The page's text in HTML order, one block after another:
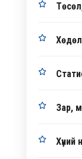
Зар,
Хүний